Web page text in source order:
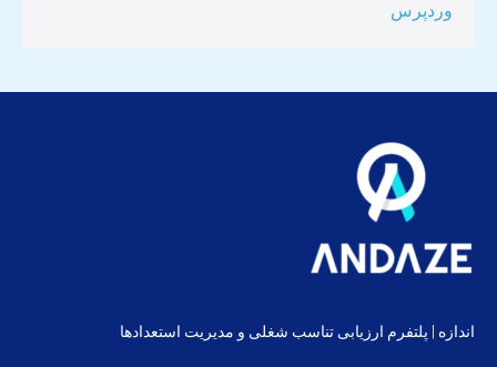
وردپرس
اندازه | پلتفرم ارزیابی تناسب شغلی و مدیریت استعدادها